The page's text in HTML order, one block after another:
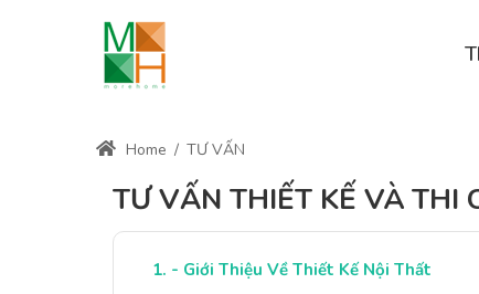
Home / TƯ VẤN
TƯ VẤN THIẾT KẾ VÀ THI
- Giới Thiệu Về Thiết Kế Nội Thất